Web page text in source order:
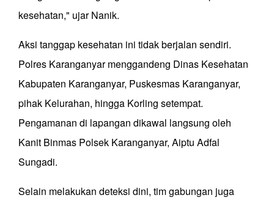
kesehatan," ujar Nanik.
Aksi tanggap kesehatan ini tidak berjalan sendiri.
Polres Karanganyar menggandeng Dinas Kesehatan
Kabupaten Karanganyar, Puskesmas Karanganyar,
pihak Kelurahan, hingga Korling setempat.
Pengamanan di lapangan dikawal langsung oleh
Kanit Binmas Polsek Karanganyar, Aiptu Adfal
Sungadi.
Selain melakukan deteksi dini, tim gabungan juga